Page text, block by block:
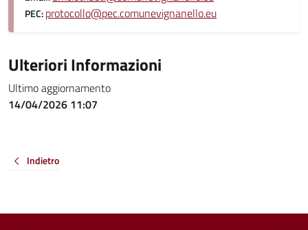
PEC:protocollo@pec.comunevignanello.eu
Ulteriori Informazioni
Ultimo aggiornamento
14/04/2026 11:07
Indietro